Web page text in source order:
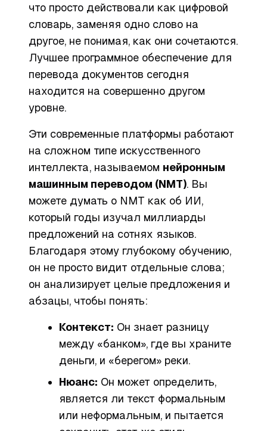
что просто действовали как цифровой
словарь, заменяя одно слово на
другое, не понимая, как они сочетаются.
Лучшее программное обеспечение для
перевода документов сегодня
находится на совершенно другом
уровне.
Эти современные платформы работают
на сложном типе искусственного
интеллекта, называемом нейронным
машинным переводом (NMT). Вы
можете думать о NMT как об ИИ,
который годы изучал миллиарды
предложений на сотнях языков.
Благодаря этому глубокому обучению,
он не просто видит отдельные слова;
он анализирует целые предложения и
абзацы, чтобы понять:
Контекст: Он знает разницу
между «банком», где вы храните
деньги, и «берегом» реки.
Нюанс: Он может определить,
является ли текст формальным
или неформальным, и пытается